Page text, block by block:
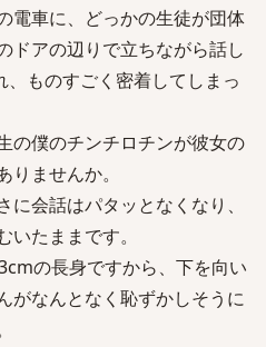
電車に、どっかの生徒が団体
ドアの辺りで立ちながら話し
ものすごく密着してしまっ
の僕のチンチロチンが彼女の
ませんか。
会話はパタッとなくなり、
たままです。
の長身ですから、下を向い
がなんとなく恥ずかしそうに